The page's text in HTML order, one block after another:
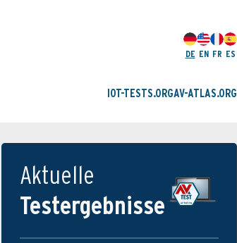
DE EN FR ES
IOT-TESTS.ORGAV-ATLAS.ORG
Aktuelle
Testergebnisse